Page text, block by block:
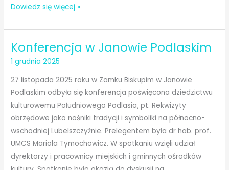
Bialskie
2025
Dowiedz się więcej »
Konferencja w Janowie Podlaskim
1 grudnia 2025
27 listopada 2025 roku w Zamku Biskupim w Janowie
Podlaskim odbyła się konferencja poświęcona dziedzictwu
kulturowemu Południowego Podlasia, pt. Rekwizyty
obrzędowe jako nośniki tradycji i symboliki na północno-
wschodniej Lubelszczyźnie. Prelegentem była dr hab. prof.
UMCS Mariola Tymochowicz. W spotkaniu wzięli udział
dyrektorzy i pracownicy miejskich i gminnych ośrodków